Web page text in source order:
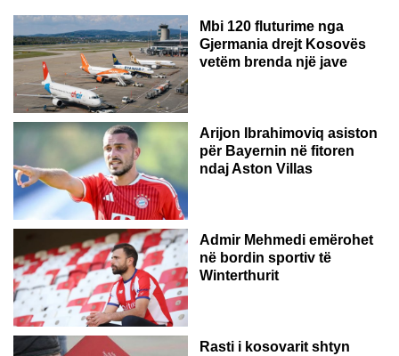
Mbi 120 fluturime nga
Gjermania drejt Kosovës
vetëm brenda një jave
Arijon Ibrahimoviq asiston
për Bayernin në fitoren
ndaj Aston Villas
ZVICËR
Admir Mehmedi emërohet
në bordin sportiv të
Winterthurit
Rasti i kosovarit shtyn